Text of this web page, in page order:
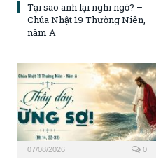
Tại sao anh lại nghi ngờ? –
Chúa Nhật 19 Thường Niên,
năm A
07/08/2026 0